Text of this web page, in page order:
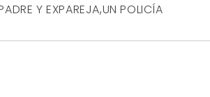
Y EXPAREJA,UN POLICÍA